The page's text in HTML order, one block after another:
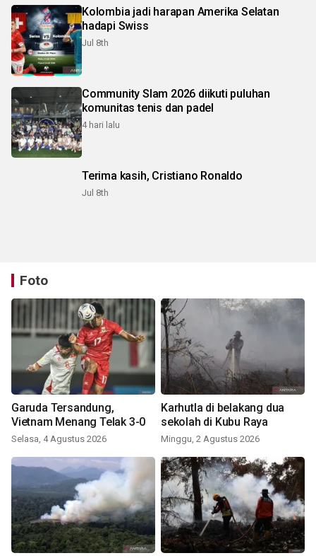
Kolombia jadi harapan Amerika Selatan
hadapi Swiss
Jul 8th
Community Slam 2026 diikuti puluhan
komunitas tenis dan padel
4 hari lalu
Terima kasih, Cristiano Ronaldo
Jul 8th
Foto
Garuda Tersandung,
Vietnam Menang Telak 3-0
Selasa, 4 Agustus 2026
Karhutla di belakang dua
sekolah di Kubu Raya
Minggu, 2 Agustus 2026